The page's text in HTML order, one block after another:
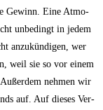
Gewinn. Eine Atmo­
unbe­dingt in jedem
anzu­kün­di­gen, wer
weil sie so vor einem
neh­men wir
auf. Auf die­ses Ver­